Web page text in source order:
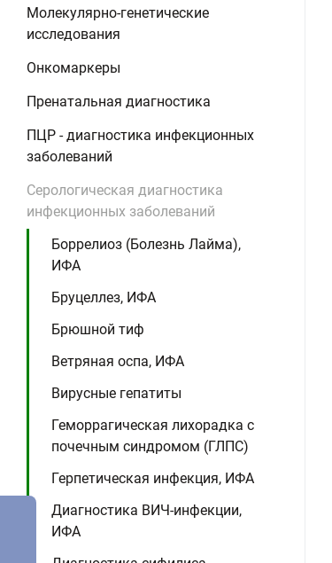
Молекулярно-генетические
исследования
Онкомаркеры
Пренатальная диагностика
ПЦР - диагностика инфекционных
заболеваний
Серологическая диагностика
инфекционных заболеваний
Боррелиоз (Болезнь Лайма),
ИФА
Бруцеллез, ИФА
Брюшной тиф
Ветряная оспа, ИФА
Вирусные гепатиты
Геморрагическая лихорадка с
почечным синдромом (ГЛПС)
Герпетическая инфекция, ИФА
Диагностика ВИЧ-инфекции,
ИФА